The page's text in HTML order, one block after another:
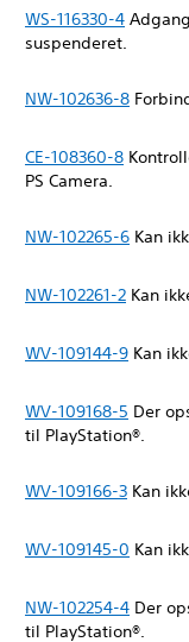
WS-116330-4
suspenderet.
NW-102636-8
CE-108360-8
PS Camera.
NW-102265-6 Kan
NW-102261-2 Kan
WV-109144-9 Kan
WV-109168-5 Der
til PlayStation®.
WV-109166-3 Kan
WV-109145-0 Kan
NW-102254-4 Der
til PlayStation®.